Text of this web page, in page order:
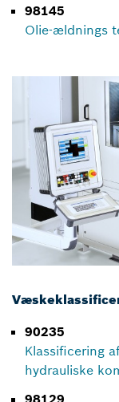
98145
Olie-ældnings
90235
Klassificering
hydrauliske
98129